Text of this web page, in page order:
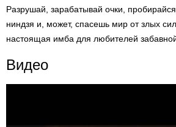
Разрушай, зарабатывай очки,
ниндзя и, может, спасешь мир от злых
настоящая имба для любителей
Видео